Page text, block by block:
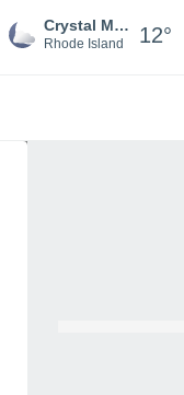
Crystal Mountain
Rhode Island 12°